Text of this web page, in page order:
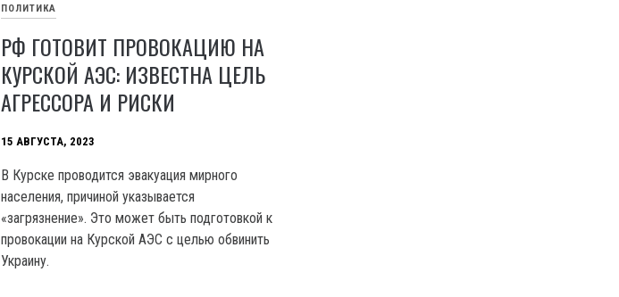
ПОЛИТИКА
РФ ГОТОВИТ ПРОВОКАЦИЮ НА
КУРСКОЙ АЭС: ИЗВЕСТНА ЦЕЛЬ
АГРЕССОРА И РИСКИ
15 АВГУСТА, 2023
В Курске проводится эвакуация мирного
населения, причиной указывается
«загрязнение». Это может быть подготовкой к
провокации на Курской АЭС с целью обвинить
Украину.